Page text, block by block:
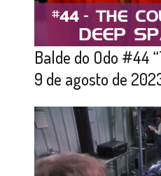
Balde do Odo #44
9 de agosto de